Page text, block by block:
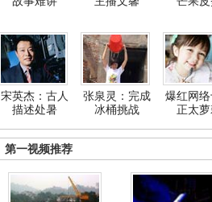
宋英杰：古人
描述处暑
张泉灵：完成
冰桶挑战
爆红网
正太萝
第一视频推荐